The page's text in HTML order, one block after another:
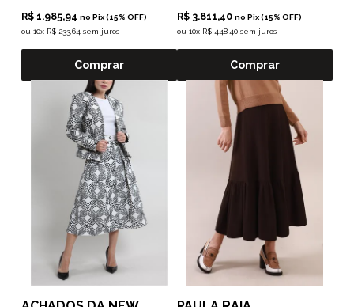
R$ 1.985,94 no Pix (15% OFF)
ou 10x R$ 233,64 sem juros
Comprar
R$ 3.811,40 no Pix (15% OFF)
ou 10x R$ 448,40 sem juros
Comprar